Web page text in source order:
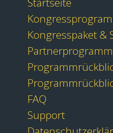
Kongresspaket &
Partnerprogramm
FAQ
Support